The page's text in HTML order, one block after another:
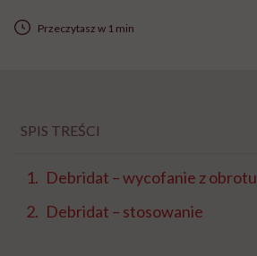
Przeczytasz w 1 min
SPIS TREŚCI
Debridat – wycofanie z obrotu
Debridat – stosowanie